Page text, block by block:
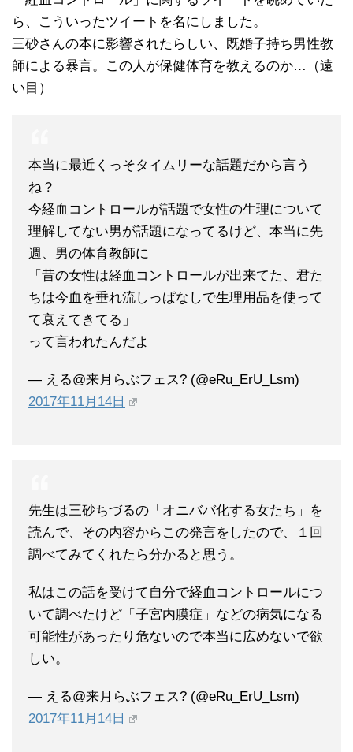
ら、こういったツイートを名にしました。
三砂さんの本に影響されたらしい、既婚子持ち男性教
師による暴言。この人が保健体育を教えるのか…（遠
い目）
本当に最近くっそタイムリーな話題だから言う
ね？
今経血コントロールが話題で女性の生理について
理解してない男が話題になってるけど、本当に先
週、男の体育教師に
「昔の女性は経血コントロールが出来てた、君た
ちは今血を垂れ流しっぱなしで生理用品を使って
て衰えてきてる」
って言われたんだよ
— える@来月らぶフェス? (@eRu_ErU_Lsm)
2017年11月14日
先生は三砂ちづるの「オニババ化する女たち」を
読んで、その内容からこの発言をしたので、１回
調べてみてくれたら分かると思う。
私はこの話を受けて自分で経血コントロールにつ
いて調べたけど「子宮内膜症」などの病気になる
可能性があったり危ないので本当に広めないで欲
しい。
— える@来月らぶフェス? (@eRu_ErU_Lsm)
2017年11月14日